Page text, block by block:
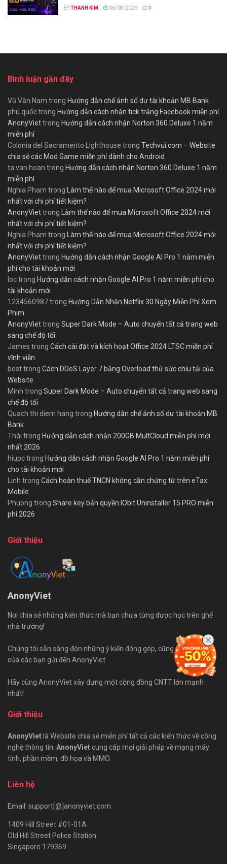
BYTHANH KIM 06/08/2026 0
Bình luận gần đây
Vũ Văn Nam trong Hướng dẫn chế ảnh số dư tài khoản MB Bank
phú quốctrong Hướng dẫn cách nhận tick trắng Facebook miễn phí
AnonyViettrong Hướng dẫn cách nhận Norton 360 Deluxe 1 năm
miễn phí
Colonia del Sacramento Lighthouse trong Techvui.com – Website
chia sẻ các Mod Game miễn phí dành cho Android
ta van hoan trong Hướng dẫn cách nhận Norton 360 Deluxe 1 năm
miễn phí
Nghia Pham trong Làm thế nào để mua Microsoft Office 2024 mới
nhất với chi phí tiết kiệm?
AnonyViettrong Làm thế nào để mua Microsoft Office 2024 mới
nhất với chi phí tiết kiệm?
Nghia Pham trong Làm thế nào để mua Microsoft Office 2024 mới
nhất với chi phí tiết kiệm?
AnonyViettrong Hướng dẫn cách nhận Google AI Pro 1 năm miễn
phí cho tài khoản mới
loctrong Hướng dẫn cách nhận Google AI Pro 1 năm miễn phí cho
tài khoản mới
1234560987trong Hướng Dẫn Nhận Netflix 30 Ngày Miễn Phí Xem
Phim
AnonyViettrong Super Dark Mode – Auto chuyển tất cả trang web
sang chế độ tối
James trong Cách cài đặt và kích hoạt Office 2024 LTSC miễn phí
vĩnh viễn
besttrong Cách DDoS Layer 7 bằng Overload thử sức chịu tải của
Website
Minh trong Super Dark Mode – Auto chuyển tất cả trang web sang
chế độ tối
Quach thi diem hang trong Hướng dẫn chế ảnh số dư tài khoản MB
Bank
Thái trong Hướng dẫn cách nhận 200GB MultCloud miễn phí mới
nhất 2026
hiupctrong Hướng dẫn cách nhận Google AI Pro 1 năm miễn phí
cho tài khoản mới
Linh trong Cách hoàn thuế TNCN không cần chứng từ trên eTax
Mobile
Phuong trong Share key bản quyền IObit Uninstaller 15 PRO miễn
phí 2026
Giới thiệu
AnonyViet
Nơi chia sẻ những kiến thức mà bạn chưa từng được học trên ghế
nhà trường!
Chúng tôi sẵn sàng đón những ý kiến đóng góp, cũng như bài viết
của các bạn gửi đến AnonyViet.
Hãy cùng AnonyViet xây dựng một cộng đồng CNTT lớn mạnh
nhất!
Giới thiệu
AnonyVietlà Website chia sẻ miễn phí tất cả các kiến thức về công
nghệ thông tin. AnonyViet cung cấp mọi giải pháp về mạng máy
tính, phần mềm, đồ họa và MMO.
Liên hệ
Email: support[@]anonyviet.com
1409 Hill Street #01-01A
Old Hill Street Police Station
Singapore 179369